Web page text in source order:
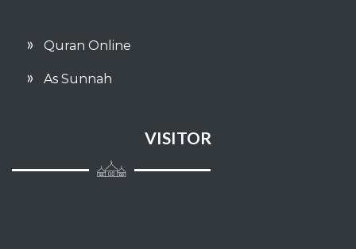
Quran Online
As Sunnah
VISITOR